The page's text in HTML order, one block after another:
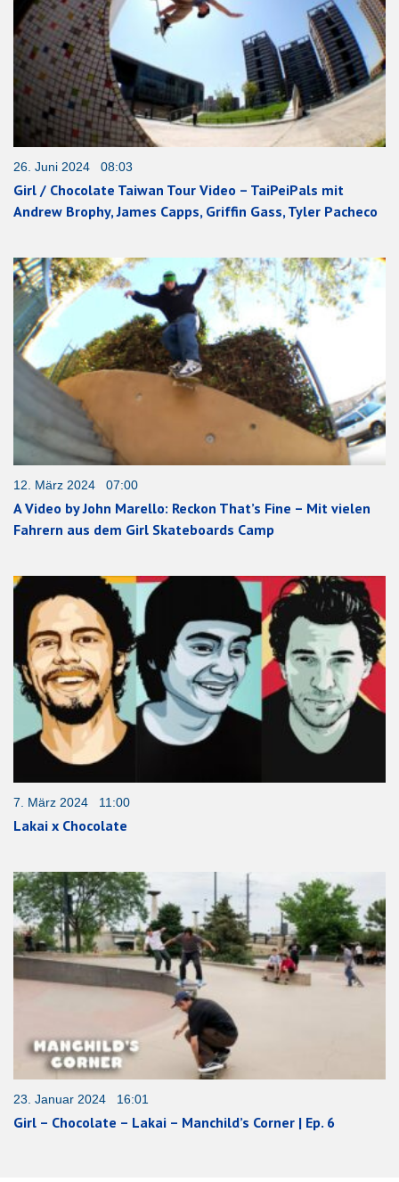
26. Juni 2024 08:03
Girl / Chocolate Taiwan Tour Video – TaiPeiPals mit
Andrew Brophy, James Capps, Griffin Gass, Tyler Pacheco
12. März 2024 07:00
A Video by John Marello: Reckon That’s Fine – Mit vielen
Fahrern aus dem Girl Skateboards Camp
7. März 2024 11:00
Lakai x Chocolate
23. Januar 2024 16:01
Girl – Chocolate – Lakai – Manchild’s Corner | Ep. 6